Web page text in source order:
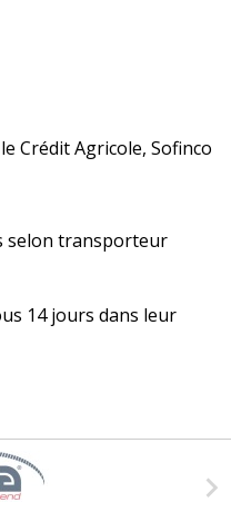
Crédit Agricole, Sofinco
selon transporteur
14 jours dans leur
